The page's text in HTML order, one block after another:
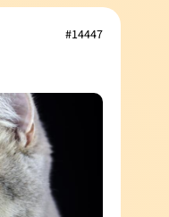
#14447